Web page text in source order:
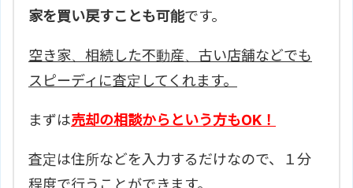
家を買い戻すことも可能です。
空き家、相続した不動産、古い店舗などでも
スピーディに査定してくれます。
まずは売却の相談からという方もOK！
査定は住所などを入力するだけなので、１分
程度で行うことができます。